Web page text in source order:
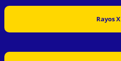
Rayos X